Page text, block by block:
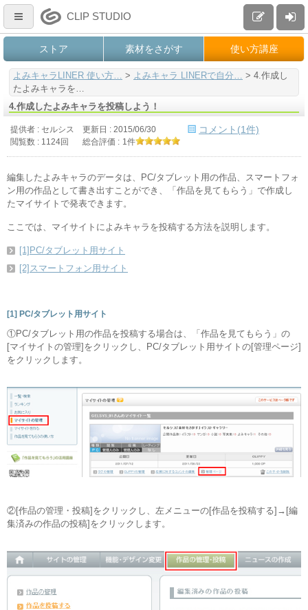
CLIP STUDIO
ストア 素材をさがす 使い方講座
よみキャラLINER 使い方… > よみキャラ LINERで自分… > 4.作成し
たよみキャラを…
4.作成したよみキャラを投稿しよう！
提供者 : セルシス 更新日 : 2015/06/30
閲覧数 : 1124回
総合評価 : 1件
コメント(1件)
編集したよみキャラのデータは、PC/タブレット用の作品、スマートフォ
ン用の作品として書き出すことができ、「作品を見てもらう」で作成し
たマイサイトで発表できます。
ここでは、マイサイトによみキャラを投稿する方法を説明します。
[1]PC/タブレット用サイト
[2]スマートフォン用サイト
[1] PC/タブレット用サイト
①PC/タブレット用の作品を投稿する場合は、「作品を見てもらう」の
[マイサイトの管理]をクリックし、PC/タブレット用サイトの[管理ページ]
をクリックします。
②[作品の管理・投稿]をクリックし、左メニューの[作品を投稿する]→[編
集済みの作品の投稿]をクリックします。